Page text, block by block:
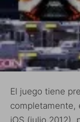
El juego tiene
completamente,